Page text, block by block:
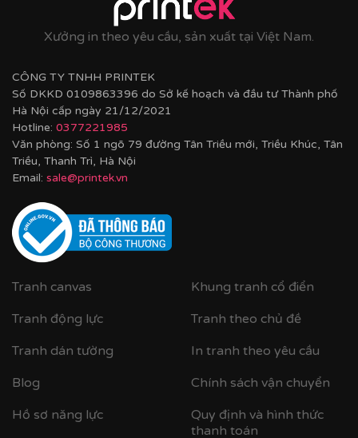
Printek sản xuất
Xưởng in theo yêu cầu, sản xuất tại Việt Nam.
CÔNG TY TNHH PRINTEK
Số DKKD 0109863396 do Sở kế hoạch và đầu tư Thành phố
Hà Nội cấp ngày 21/12/2021
Hotline: 0377221985
Văn phòng: Số 1 ngõ 79 đường Tân Triều mới, Triều Khúc, Tân
Triều, Thanh Trì, Hà Nội
Email: sale@printek.vn
Tranh canvas
Tranh động lực
Tranh dán tường
Blog
Hồ sơ năng lực
Khung tranh cổ điển
Tranh theo chủ đề
In tranh theo yêu cầu
Chính sách vận chuyển
Quy định và hình thức
thanh toán